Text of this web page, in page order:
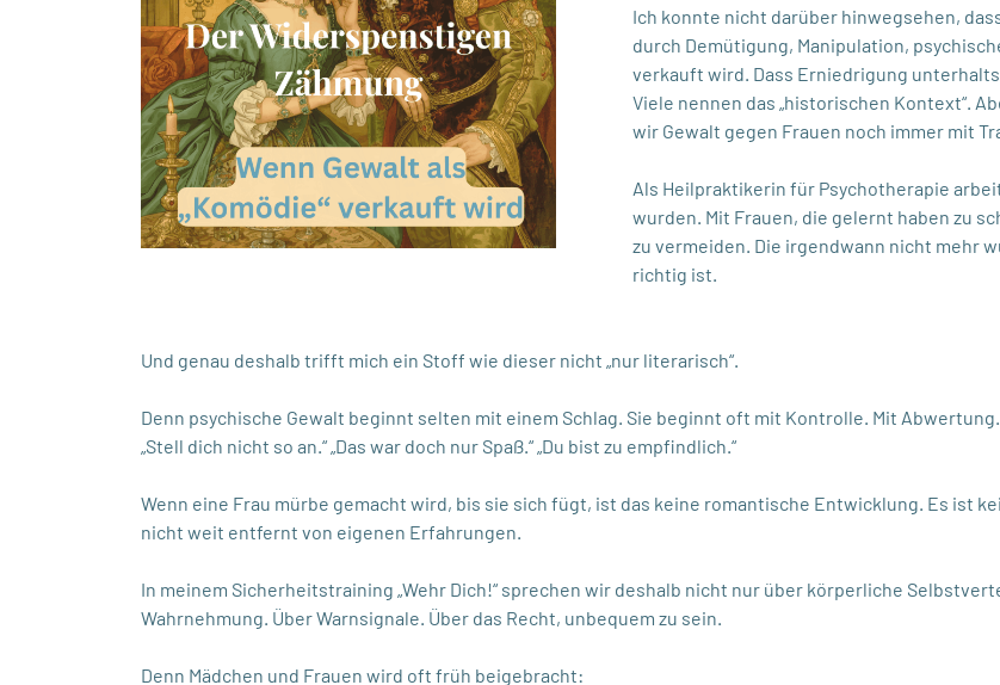
Ich konnte nicht darüber hinwegsehen,
durch Demütigung, Manipulation,
verkauft wird. Dass Erniedrigung
Viele nennen das „historischen Kontext“.
wir Gewalt gegen Frauen noch immer mit
Als Heilpraktikerin für Psychotherapie
wurden. Mit Frauen, die gelernt haben zu
zu vermeiden. Die irgendwann nicht mehr
richtig ist.
Und genau deshalb trifft mich ein Stoff wie dieser nicht „nur literarisch“.
Denn psychische Gewalt beginnt selten mit einem Schlag. Sie beginnt oft mit Kontrolle. Mit
„Stell dich nicht so an.“ „Das war doch nur Spaß.“ „Du bist zu empfindlich.“
Wenn eine Frau mürbe gemacht wird, bis sie sich fügt, ist das keine romantische Entwicklung. Es ist
nicht weit entfernt von eigenen Erfahrungen.
In meinem Sicherheitstraining „Wehr Dich!“ sprechen wir deshalb nicht nur über körperliche
Wahrnehmung. Über Warnsignale. Über das Recht, unbequem zu sein.
Denn Mädchen und Frauen wird oft früh beigebracht: